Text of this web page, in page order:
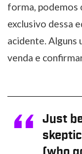
forma, podemos
exclusivo dessa
acidente. Alguns
venda e
Just